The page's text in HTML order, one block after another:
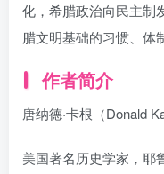
化，希腊政治向民主制
腊文明基础的习惯、体
作者简介
唐纳德·卡根（Donald
美国著名历史学家，耶